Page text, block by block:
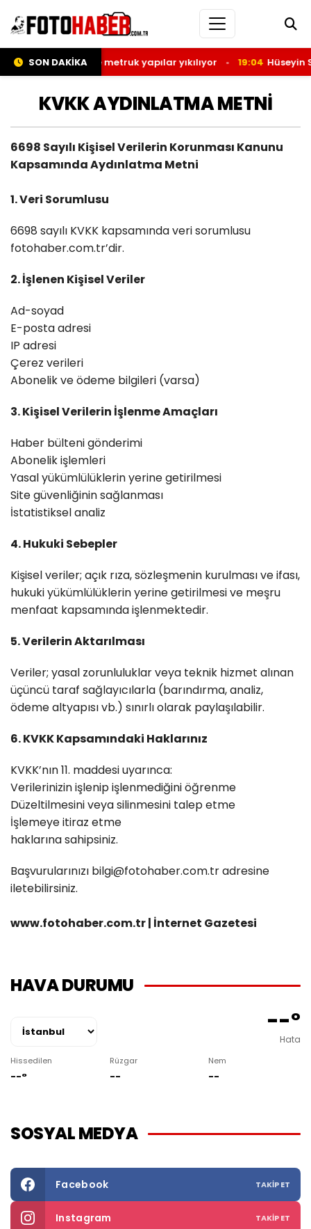
SON DAKİKA
atıl okullar ve metruk yapılar yıkılıyor 19:04 Hüseyin
KVKK AYDINLATMA METNİ
6698 Sayılı Kişisel Verilerin Korunması Kanunu
Kapsamında Aydınlatma Metni
1. Veri Sorumlusu
6698 sayılı KVKK kapsamında veri sorumlusu
fotohaber.com.tr’dir.
2. İşlenen Kişisel Veriler
Ad-soyad
E-posta adresi
IP adresi
Çerez verileri
Abonelik ve ödeme bilgileri (varsa)
3. Kişisel Verilerin İşlenme Amaçları
Haber bülteni gönderimi
Abonelik işlemleri
Yasal yükümlülüklerin yerine getirilmesi
Site güvenliğinin sağlanması
İstatistiksel analiz
4. Hukuki Sebepler
Kişisel veriler; açık rıza, sözleşmenin kurulması ve ifası,
hukuki yükümlülüklerin yerine getirilmesi ve meşru
menfaat kapsamında işlenmektedir.
5. Verilerin Aktarılması
Veriler; yasal zorunluluklar veya teknik hizmet alınan
üçüncü taraf sağlayıcılarla (barındırma, analiz,
ödeme altyapısı vb.) sınırlı olarak paylaşılabilir.
6. KVKK Kapsamındaki Haklarınız
KVKK’nın 11. maddesi uyarınca:
Verilerinizin işlenip işlenmediğini öğrenme
Düzeltilmesini veya silinmesini talep etme
İşlemeye itiraz etme
haklarına sahipsiniz.
Başvurularınızı bilgi@fotohaber.com.tr adresine
iletebilirsiniz.
www.fotohaber.com.tr | İnternet Gazetesi
HAVA DURUMU
--°
Hata
Hissedilen
--°
Rüzgar
--
Nem
--
SOSYAL MEDYA
Facebook TAKIP ET
Instagram TAKIP ET